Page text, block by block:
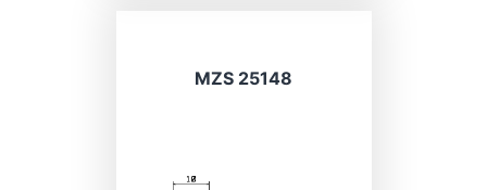
MZS 25148